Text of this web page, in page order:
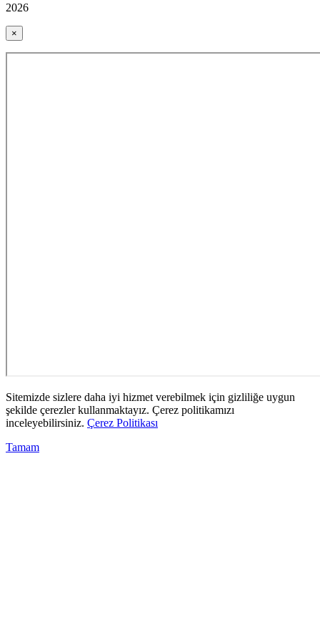
2026
×
Sitemizde sizlere daha iyi hizmet verebilmek için gizliliğe uygun
şekilde çerezler kullanmaktayız. Çerez politikamızı
inceleyebilirsiniz. Çerez Politikası
Tamam